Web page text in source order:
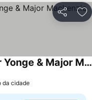
Partilhar
Spacious 2-bed-room Near Yonge & Major Mackenzie
da cidade